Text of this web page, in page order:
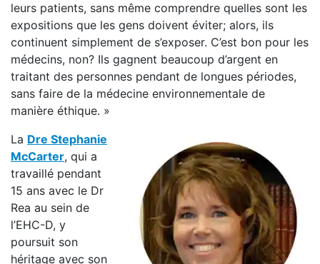
leurs patients, sans même comprendre quelles sont les
expositions que les gens doivent éviter; alors, ils
continuent simplement de s’exposer. C’est bon pour les
médecins, non? Ils gagnent beaucoup d’argent en
traitant des personnes pendant de longues périodes,
sans faire de la médecine environnementale de
manière éthique. »
La Dre Stephanie
McCarter, qui a
travaillé pendant
15 ans avec le Dr
Rea au sein de
l’EHC-D, y
poursuit son
héritage avec son